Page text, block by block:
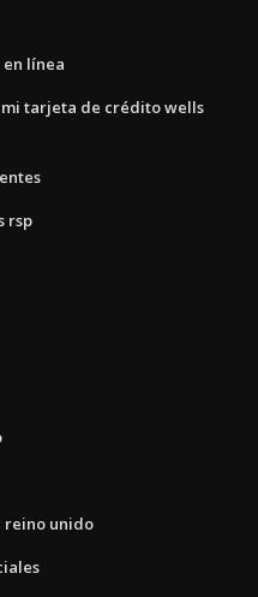
línea
tarjeta de crédito wells
rsp
reino unido